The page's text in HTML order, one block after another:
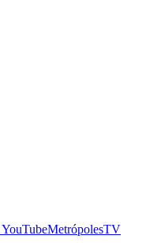
YouTubeMetrópolesTV